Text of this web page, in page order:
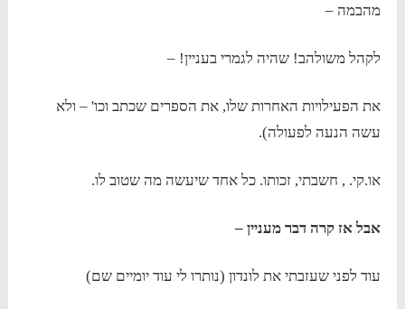
מהבמה –
לקהל משולהב! שהיה לגמרי בעניין! –
את הפעילויות האחרות שלו, את הספרים שכתב וכו' – ולא
עשה הנעה לפעולה).
או.קי. , חשבתי, זכותו. כל אחד שיעשה מה שטוב לו.
אבל אז קרה דבר מעניין –
עוד לפני שעזבתי את לונדון (נותרו לי עוד יומיים שם)